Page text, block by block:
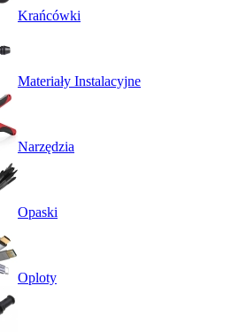
Krańcówki
Materiały Instalacyjne
Narzędzia
Opaski
Oploty